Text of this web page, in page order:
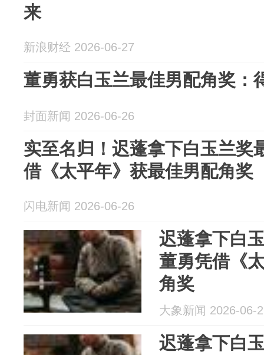
来
新浪财经 2026-06-27
董勇获白玉兰最佳男配角奖：
封面新闻 2026-06-26
实至名归！迟蓬拿下白玉兰奖
借《太平年》获最佳男配角奖
闪电新闻 2026-06-26
迟蓬拿下白
董勇凭借《
角奖
大象新闻 2026-06-
迟蓬拿下白